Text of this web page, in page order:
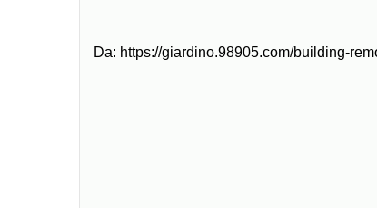
Da: https://giardino.98905.com/building-